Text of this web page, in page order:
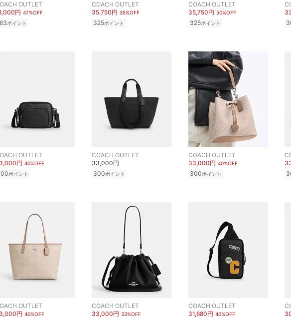
OUTLET
円 47%OFF
ポイント
COACH OUTLET
35,750円 35%OFF
325ポイント
COACH OUTLET
35,750円 50%OFF
325ポイント
OUTLET
円 40%OFF
ポイント
COACH OUTLET
33,000円
300ポイント
COACH OUTLET
33,000円 40%OFF
300ポイント
OUTLET
円 40%OFF
COACH OUTLET
33,000円 33%OFF
COACH OUTLET
31,680円 40%OFF